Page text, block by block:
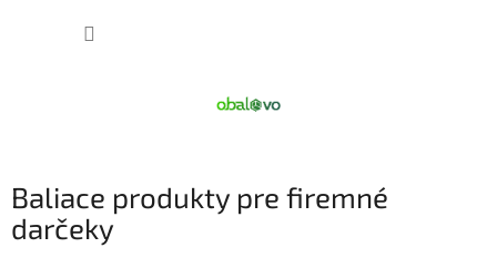
Baliace produkty pre firemné
darčeky